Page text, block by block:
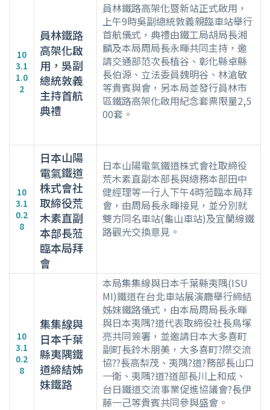
10
3.1
1.0
2
員林鐵路
高架化啟
用，吳副
總統敦義
主持首航
典禮
員林鐵路高架化暨新站正式啟用，
上午9時吳副總統敦義親臨車站舉行
首航儀式，典禮由鐵工局胡局長湘
麟及本局周局長永暉共同主持，邀
請交通部范次長植谷、彰化縣卓縣
長伯源、立法委員魏明谷、林滄敏
等貴賓與會，另本局並發行員林市
區鐵路高架化啟用紀念套票限量2,5
00套。
10
3.1
0.2
8
日本山陽
電氣鐵道
株式會社
取締役荒
木素直副
本部長蒞
臨本局拜
會
日本山陽電氣鐵道株式會社取締役
荒木素直副本部長與總務本部田中
健經理等一行人下午4時蒞臨本局拜
會，由周局長永暉接見，並分別就
雙方同名車站(龜山車站)及宜蘭線鐵
路觀光交換意見。
10
3.1
0.2
8
集集線與
日本千葉
縣夷隅鐵
道締結姊
妹鐵路
本局集集線與日本千葉縣夷隅(ISU
MI)鐵道在台北車站展演廳舉行締結
姊妹鐵路儀式，由本局周局長永暉
與日本夷隅?道代表取締役社長鳥塚
亮共同簽署，並邀請日本大多喜町
副町長鈴木朋美，大多喜町?際交流
協??長高梨茂、夷隅?道?務部長山口
一衛、夷隅?道?道部長川上和成、
台日鐵道交流事業促進協議會?長伊
藤一己等貴賓共同參與盛會。